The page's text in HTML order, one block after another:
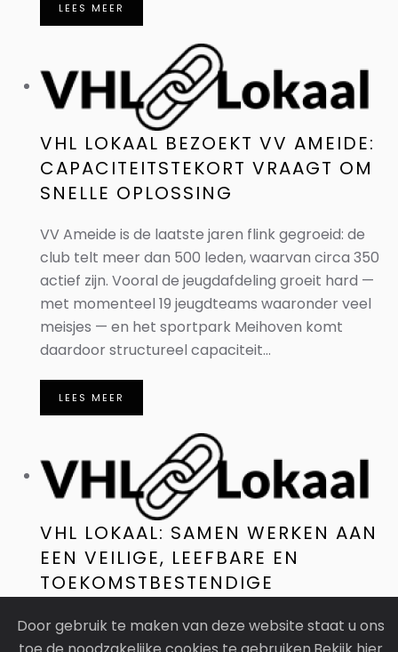
LEES MEER
VHL LOKAAL BEZOEKT VV AMEIDE:
CAPACITEITSTEKORT VRAAGT OM
SNELLE OPLOSSING
VV Ameide is de laatste jaren flink gegroeid: de
club telt meer dan 500 leden, waarvan circa 350
actief zijn. Vooral de jeugdafdeling groeit hard —
met momenteel 19 jeugdteams waaronder veel
meisjes — en het sportpark Meihoven komt
daardoor structureel capaciteit...
LEES MEER
VHL LOKAAL: SAMEN WERKEN AAN
EEN VEILIGE, LEEFBARE EN
TOEKOMSTBESTENDIGE
Door gebruik te maken van deze website staat u ons